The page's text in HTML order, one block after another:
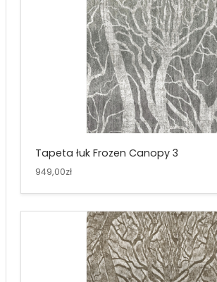
Tapeta łuk Frozen Canopy 3
949,00zł